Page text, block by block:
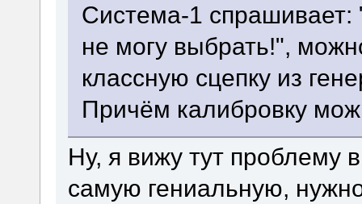
Система-1 спрашивает:
не могу выбрать!",
классную сцепку из
Причём калибровку
Ну, я вижу тут
самую гениальную,